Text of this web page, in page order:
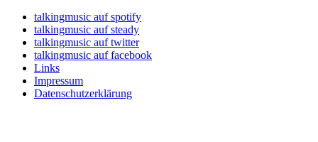
talkingmusic auf spotify
talkingmusic auf steady
talkingmusic auf twitter
talkingmusic auf facebook
Links
Impressum
Datenschutzerklärung